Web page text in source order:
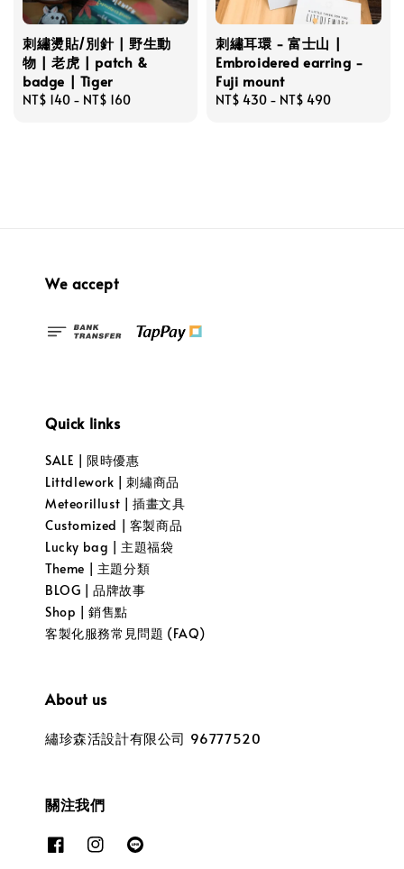
刺繡燙貼/別針 | 野生動
物 | 老虎 | patch &
badge | Tiger
Regular
NT$ 140 - NT$ 160
刺繡耳環 - 富士山 |
Embroidered earring -
Fuji mount
Regular
NT$ 430 - NT$ 490
We accept
Quick links
SALE | 限時優惠
Littdlework | 刺繡商品
Meteorillust | 插畫文具
Customized | 客製商品
Lucky bag | 主題福袋
Theme | 主題分類
BLOG | 品牌故事
Shop | 銷售點
客製化服務常見問題 (FAQ)
About us
繡珍森活設計有限公司 96777520
關注我們